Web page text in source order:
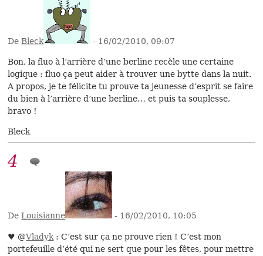
DeBleck - 16/02/2010, 09:07
Bon, la fluo à l’arrière d’une berline recèle une certaine
logique : fluo ça peut aider à trouver une bytte dans la nuit.
A propos, je te félicite tu prouve ta jeunesse d’esprit se faire
du bien à l’arrière d’une berline… et puis ta souplesse,
bravo !
Bleck
4
DeLouisianne - 16/02/2010, 10:05
♥ @Vladyk: C’est sur ça ne prouve rien ! C’est mon
portefeuille d’été qui ne sert que pour les fêtes, pour mettre